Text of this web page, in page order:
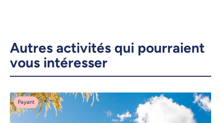
Autres activités qui pourraient
vous intéresser
Payant